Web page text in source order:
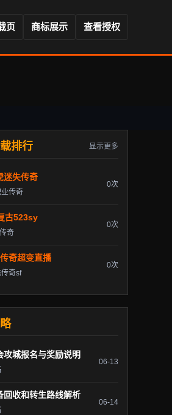
页 商标展示 查看授权
排行 显示更多
迷失传奇
传奇
0次
古523sy
奇
0次
奇超变直播
传奇sf
0次
攻城报名与奖励说明
06-13
回收和转生路线解析
06-14